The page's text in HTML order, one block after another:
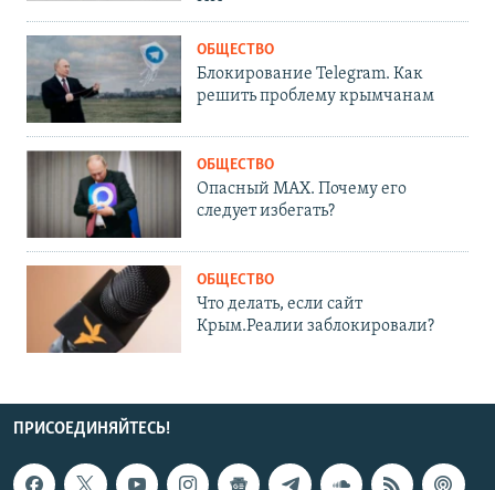
ОБЩЕСТВО
Блокирование Telegram. Как
решить проблему крымчанам
ОБЩЕСТВО
Опасный MAX. Почему его
следует избегать?
ОБЩЕСТВО
Что делать, если сайт
Крым.Реалии заблокировали?
ПРИСОЕДИНЯЙТЕСЬ!